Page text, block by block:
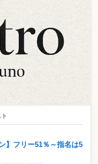
】フリー51％～指名は5